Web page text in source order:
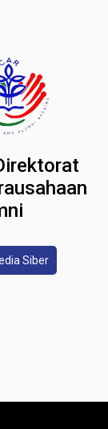
Siber